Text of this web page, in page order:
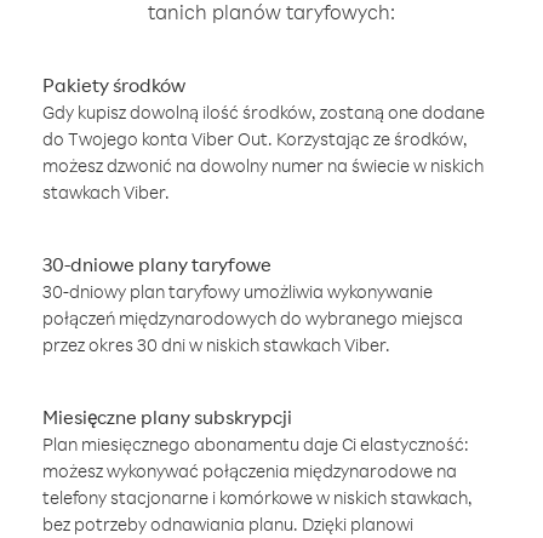
tanich planów taryfowych:
Pakiety środków
Gdy kupisz dowolną ilość środków, zostaną one dodane
do Twojego konta Viber Out. Korzystając ze środków,
możesz dzwonić na dowolny numer na świecie w niskich
stawkach Viber.
30-dniowe plany taryfowe
30-dniowy plan taryfowy umożliwia wykonywanie
połączeń międzynarodowych do wybranego miejsca
przez okres 30 dni w niskich stawkach Viber.
Miesięczne plany subskrypcji
Plan miesięcznego abonamentu daje Ci elastyczność:
możesz wykonywać połączenia międzynarodowe na
telefony stacjonarne i komórkowe w niskich stawkach,
bez potrzeby odnawiania planu. Dzięki planowi